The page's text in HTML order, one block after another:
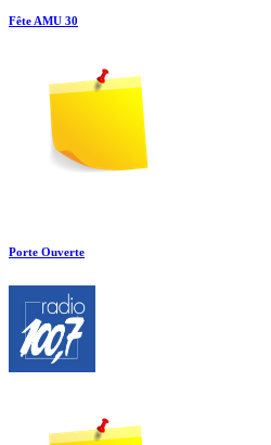
Fête AMU 30
Porte Ouverte